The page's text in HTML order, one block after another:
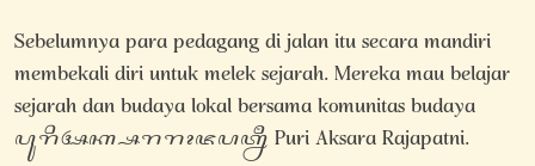
Sebelumnya para pedagang di jalan itu secara mandiri
membekali diri untuk melek sejarah. Mereka mau belajar
sejarah dan budaya lokal bersama komunitas budaya
ꦥꦸꦫꦶꦄꦏ꧀ꦱꦫꦫꦴꦗꦥꦠ꧀ꦤꦷ Puri Aksara Rajapatni.